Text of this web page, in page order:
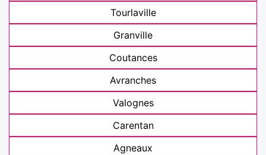
Tourlaville
Granville
Coutances
Avranches
Valognes
Carentan
Agneaux